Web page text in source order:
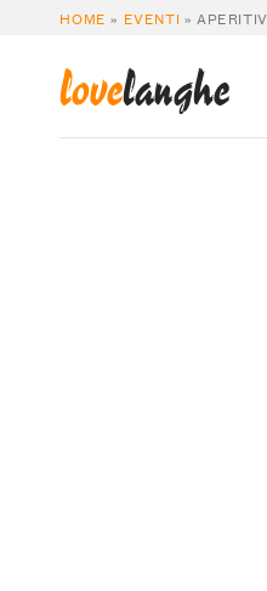
HOME » EVENTI »
lovelanghe